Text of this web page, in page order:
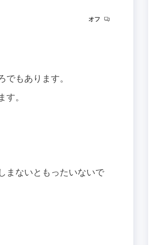
オフ
もあります。
。
まないともったいないで